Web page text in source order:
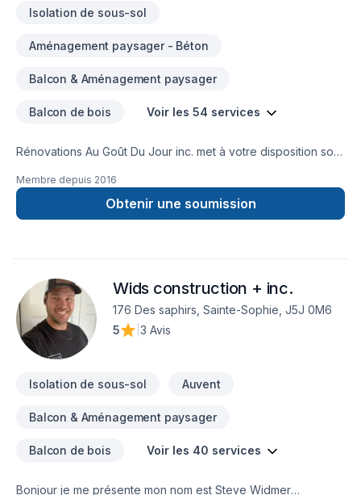
Isolation de sous-sol
Aménagement paysager - Béton
Balcon & Aménagement paysager
Balcon de bois Voir les 54 services
Rénovations Au Goût Du Jour inc. met à votre disposition son
Calfeutrage, Carrelage, Clôture, Crépis, Cuisine, Démolition,
Escalier et rampe, Fissures, Foyer et poêle, Gypse,
Insonorisation, Isolation, Isolation entre-toît, Isolation mur,
sol, Tapis, Tirage de joint, Toiture pour embellir vos espaces
à Lanaudière,Laurentides,Laval,Outaouais. Grâce à notre
approche centrée sur le client, nous proposons des solutions
adaptées à vos besoins spécifiques et à votre budget.
Transformons ensemble vos idées en réalité. Contactez-nous
Membre depuis 2016
Obtenir une soumission
Wids construction + inc.
176 Des saphirs, Sainte-Sophie, J5J 0M6
5
3 Avis
Isolation de sous-sol Auvent
Balcon & Aménagement paysager
Balcon de bois Voir les 40 services
Bonjour je me présente mon nom est Steve Widmer